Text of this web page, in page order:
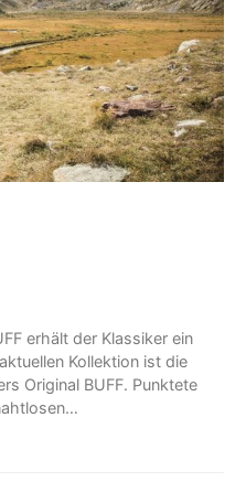
erhält der Klassiker ein
Kollektion ist die
Original BUFF. Punktete